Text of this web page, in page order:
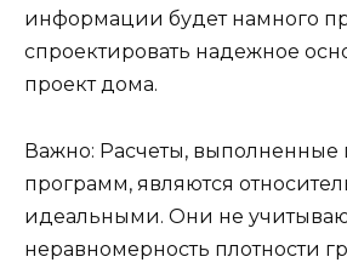
информации будет намного
спроектировать надежное
проект дома.
Важно: Расчеты,
программ, являются
идеальными. Они не
неравномерность плотности